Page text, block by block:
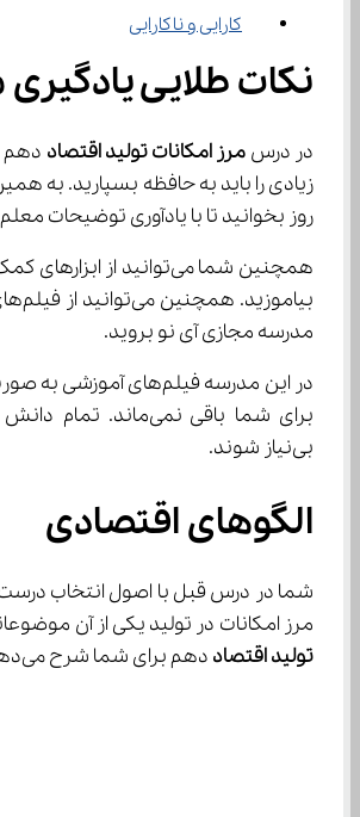
کارایی و ناکارایی
نکات طلایی یادگیری
در درس مرز امکانات تولیداقتصاد
زیادی را باید به حافظه بسپارید. به
روز بخوانید تا با یادآوری توضیحات معلم
بیاموزید. همچنین می‌توانید از فیلم‌های آموزشی برای یادگیری درست و اصولی اقتصاد کمک بگیرید. برای اینکه بتوانید از
مدرسه مجازی آی نو بروید.
برای شما باقی نمی‌ماند. تمام دانش آموزان در ایران می‌توانند از فیلم‌های آموزشی
بی‌نیاز شوند.
الگوهای اقتصادی
مرز امکانات در تولید یکی از آن موضوعاتی است که می‌توانید به کمک آن کاربرد انتخاب درست را تمرین کنید. برای این کار در
تولیداقتصاد دهم برای شما شرح می‌دهد که الگو نمایش ساده از واقعیتی پیچیده است.